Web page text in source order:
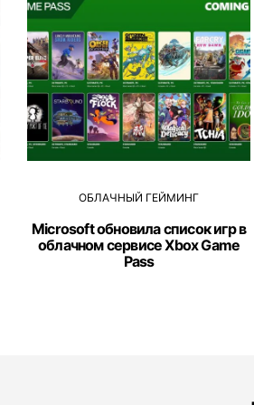
ОБЛАЧНЫЙ ГЕЙМИНГ
Microsoft обновила список игр в
облачном сервисе Xbox Game
Pass